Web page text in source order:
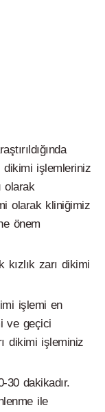
dikimi işlemleriniz
olarak
olarak kliniğimiz
önem
zarı dikimi
işlemi en
ve geçici
dikimi işleminiz
30 dakikadır.
ile